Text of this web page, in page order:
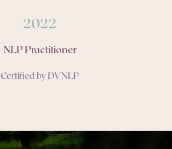
2022
NLP Practitioner
Certified by DVNLP